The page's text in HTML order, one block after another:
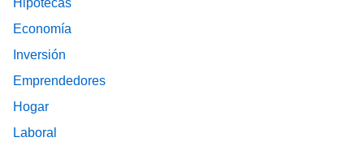
Hipotecas
Economía
Inversión
Emprendedores
Hogar
Laboral